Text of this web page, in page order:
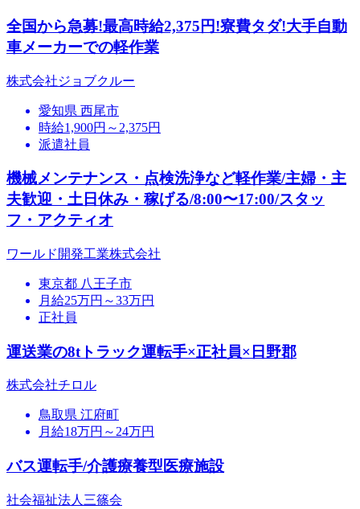
全国から急募!最高時給2,375円!寮費タダ!大手自動
車メーカーでの軽作業
株式会社ジョブクルー
愛知県 西尾市
時給1,900円～2,375円
派遣社員
機械メンテナンス・点検洗浄など軽作業/主婦・主
夫歓迎・土日休み・稼げる/8:00〜17:00/スタッ
フ・アクティオ
ワールド開発工業株式会社
東京都 八王子市
月給25万円～33万円
正社員
運送業の8tトラック運転手×正社員×日野郡
株式会社チロル
鳥取県 江府町
月給18万円～24万円
バス運転手/介護療養型医療施設
社会福祉法人三篠会